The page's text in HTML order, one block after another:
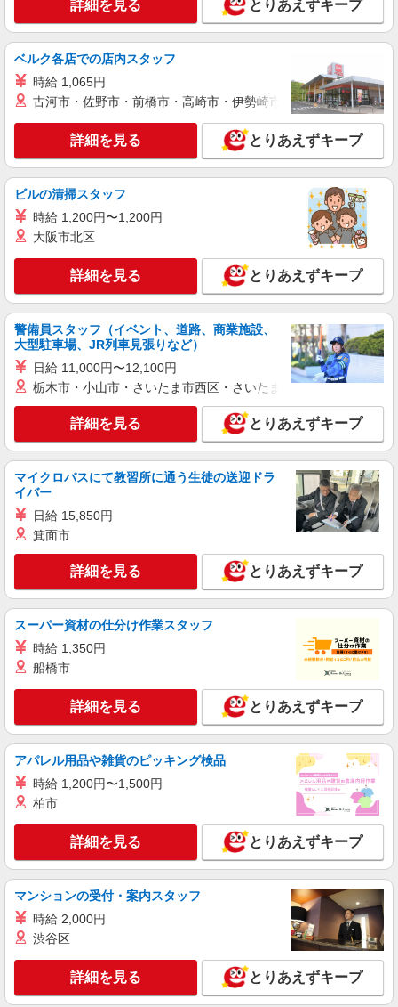
キープ 詳細を見る
パート
パナソニック エイジフリーケアセンター茨木鮎川
デイサービス／介護職／パート
時給1,295円〜1,358円 ※経験・能力・資格等
による 社会福祉士・介護福祉士 時給1,358円 その
他資格 時給1,295円 ※一律処遇改善加算含む 〇時
間外勤務手当 〇土日祝勤務手当 〇無事故無違反表
彰金 〇年末年始勤務手当
パナソニック エイジフリーケアセンター茨木
鮎川 大阪府茨木市鮎川4丁目26番22号
キープ 詳細を見る
パナソニック エイジフリーハウス茨木平田台
有料老人ホーム／介護職／遅出のみ
時給1,257円〜1,346円 ※経験・能力・資格等
による 社会福祉士・介護福祉士 時給1,346円 その
他資格 時給1,257円 ※一律処遇改善加算含む 〇時
間外勤務手当 〇土日祝勤務手当 〇夜勤手当 〇深
夜勤務手当 〇年末年始勤務手当 〇早朝7:00〜
8:00/夜間18:00〜20:00は時給25％UP
パナソニック エイジフリーハウス茨木平田台
大阪府茨木市平田台2番1号
キープ 詳細を見る
パート
パナソニック エイジフリーハウス茨木平田台
有料老人ホーム／介護職／16-20時
時給1,257円〜1,346円 ※経験・能力・資格等
による 社会福祉士・介護福祉士 時給1,346円 その
他資格 時給1,257円 ※一律処遇改善加算含む 〇時
間外勤務手当 〇土日祝勤務手当 〇夜勤手当 〇深
夜勤務手当 〇年末年始勤務手当 〇早朝7:00〜
8:00/夜間18:00〜20:00は時給25％UP
大阪府茨木市平田台2番1号
キープ 詳細を見る
パート
パナソニック エイジフリーケアセンター茨木美穂ケ丘
時給1,397円〜1,435円 ※経験・能力・資格等
による
パナソニック エイジフリーケアセンター茨木
美穂ケ丘 大阪府茨木市美穂ケ丘13番4号
キープ 詳細を見る
パナソニック エイジフリーハウス茨木平田台
有料老人ホーム／介護職／早出のみ
時給1,257円〜1,346円 ※経験・能力・資格等
による 社会福祉士・介護福祉士 時給1,346円 その
他資格 時給1,257円 ※一律処遇改善加算含む 〇時
間外勤務手当 〇土日祝勤務手当 〇夜勤手当 〇深
夜勤務手当 〇年末年始勤務手当 〇早朝7:00〜
8:00/夜間18:00〜20:00は時給25％UP
パナソニック エイジフリーハウス茨木平田台
キープ 詳細を見る
詳細を見る とりあえずキープ
ベルク各店での店内スタッフ
時給 1,065円
古河市・佐野市・前橋市・高崎市・伊勢崎市・太田市・館林市
詳細を見る とりあえずキープ
ビルの清掃スタッフ
時給 1,200円〜1,200円
大阪市北区
詳細を見る とりあえずキープ
警備員スタッフ（イベント、道路、商業施設、
大型駐車場、JR列車見張りなど）
日給 11,000円〜12,100円
栃木市・小山市・さいたま市西区・さいたま市岩槻区・久喜市・
詳細を見る とりあえずキープ
マイクロバスにて教習所に通う生徒の送迎ドラ
イバー
日給 15,850円
箕面市
詳細を見る とりあえずキープ
スーパー資材の仕分け作業スタッフ
時給 1,350円
船橋市
詳細を見る とりあえずキープ
アパレル用品や雑貨のピッキング検品
時給 1,200円〜1,500円
柏市
詳細を見る とりあえずキープ
マンションの受付・案内スタッフ
時給 2,000円
渋谷区
詳細を見る とりあえずキープ